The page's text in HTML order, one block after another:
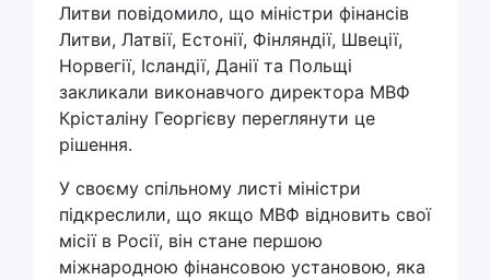
Литви повідомило, що міністри фінансів
Литви, Латвії, Естонії, Фінляндії, Швеції,
Норвегії, Ісландії, Данії та Польщі
закликали виконавчого директора МВФ
Крісталіну Георгієву переглянути це
рішення.
У своєму спільному листі міністри
підкреслили, що якщо МВФ відновить свої
місії в Росії, він стане першою
міжнародною фінансовою установою, яка